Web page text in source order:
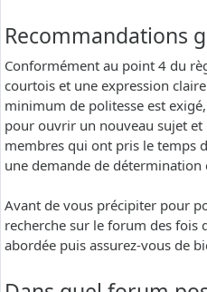
Recommandations
Conformément au point 4 du
courtois et une expression
minimum de politesse est
pour ouvrir un nouveau sujet
membres qui ont pris le temps
une demande de détermination
Avant de vous précipiter pour
recherche sur le forum des fois
abordée puis assurez-vous de